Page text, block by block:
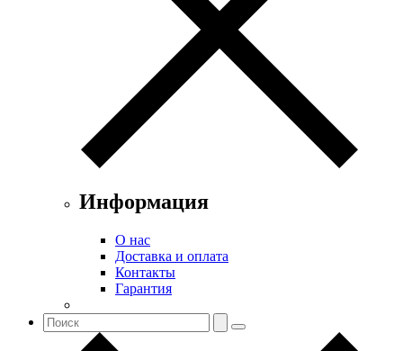
Информация
О нас
Доставка и оплата
Контакты
Гарантия